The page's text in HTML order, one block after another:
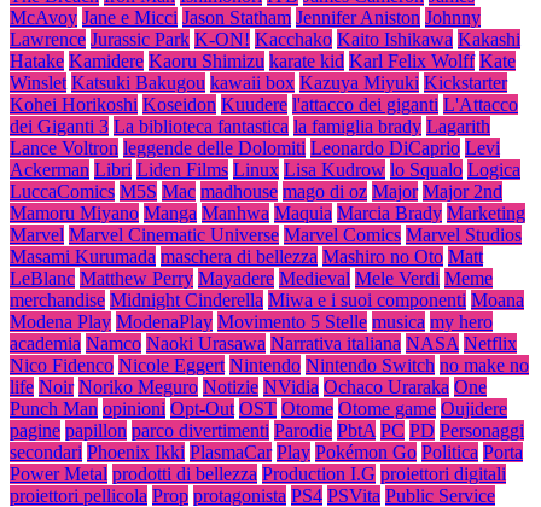
McAvoy Jane e Micci Jason Statham Jennifer Aniston Johnny
Lawrence Jurassic Park K-ON! Kacchako Kaito Ishikawa Kakashi
Hatake Kamidere Kaoru Shimizu karate kid Karl Felix Wolff Kate
Winslet Katsuki Bakugou kawaii box Kazuya Miyuki Kickstarter
Kohei Horikoshi Koseidon Kuudere l'attacco dei giganti L'Attacco
dei Giganti 3 La biblioteca fantastica la famiglia brady Lagarith
Lance Voltron leggende delle Dolomiti Leonardo DiCaprio Levi
Ackerman Libri Liden Films Linux Lisa Kudrow lo Squalo Logica
LuccaComics M5S Mac madhouse mago di oz Major Major 2nd
Mamoru Miyano Manga Manhwa Maquia Marcia Brady Marketing
Marvel Marvel Cinematic Universe Marvel Comics Marvel Studios
Masami Kurumada maschera di bellezza Mashiro no Oto Matt
LeBlanc Matthew Perry Mayadere Medieval Mele Verdi Meme
merchandise Midnight Cinderella Miwa e i suoi componenti Moana
Modena Play ModenaPlay Movimento 5 Stelle musica my hero
academia Namco Naoki Urasawa Narrativa italiana NASA Netflix
Nico Fidenco Nicole Eggert Nintendo Nintendo Switch no make no
life Noir Noriko Meguro Notizie NVidia Ochaco Uraraka One
Punch Man opinioni Opt-Out OST Otome Otome game Oujidere
pagine papillon parco divertimenti Parodie PbtA PC PD Personaggi
secondari Phoenix Ikki PlasmaCar Play Pokémon Go Politica Porta
Power Metal prodotti di bellezza Production I.G proiettori digitali
proiettori pellicola Prop protagonista PS4 PSVita Public Service